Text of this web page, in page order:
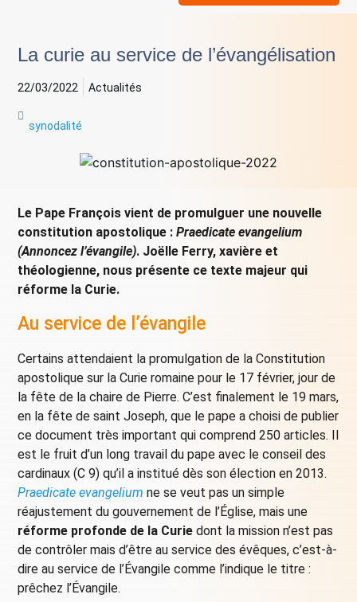
La curie au service de l’évangélisation
22/03/2022 Actualités
synodalité
Le Pape François vient de promulguer une nouvelle
constitution apostolique : Praedicate evangelium
(Annoncez l’évangile). Joëlle Ferry, xavière et
théologienne, nous présente ce texte majeur qui
réforme la Curie.
Au service de l’évangile
Certains attendaient la promulgation de la Constitution
apostolique sur la Curie romaine pour le 17 février, jour de
la fête de la chaire de Pierre. C’est finalement le 19 mars,
en la fête de saint Joseph, que le pape a choisi de publier
ce document très important qui comprend 250 articles. Il
est le fruit d’un long travail du pape avec le conseil des
cardinaux (C 9) qu’il a institué dès son élection en 2013.
Praedicate evangelium ne se veut pas un simple
réajustement du gouvernement de l’Église, mais une
réforme profonde de la Curie dont la mission n’est pas
de contrôler mais d’être au service des évêques, c’est-à-
dire au service de l’Évangile comme l’indique le titre :
prêchez l’Évangile.